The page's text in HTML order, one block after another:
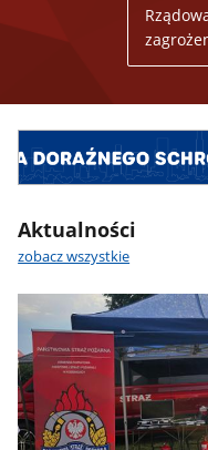
Aktualności
zobacz wszystkie